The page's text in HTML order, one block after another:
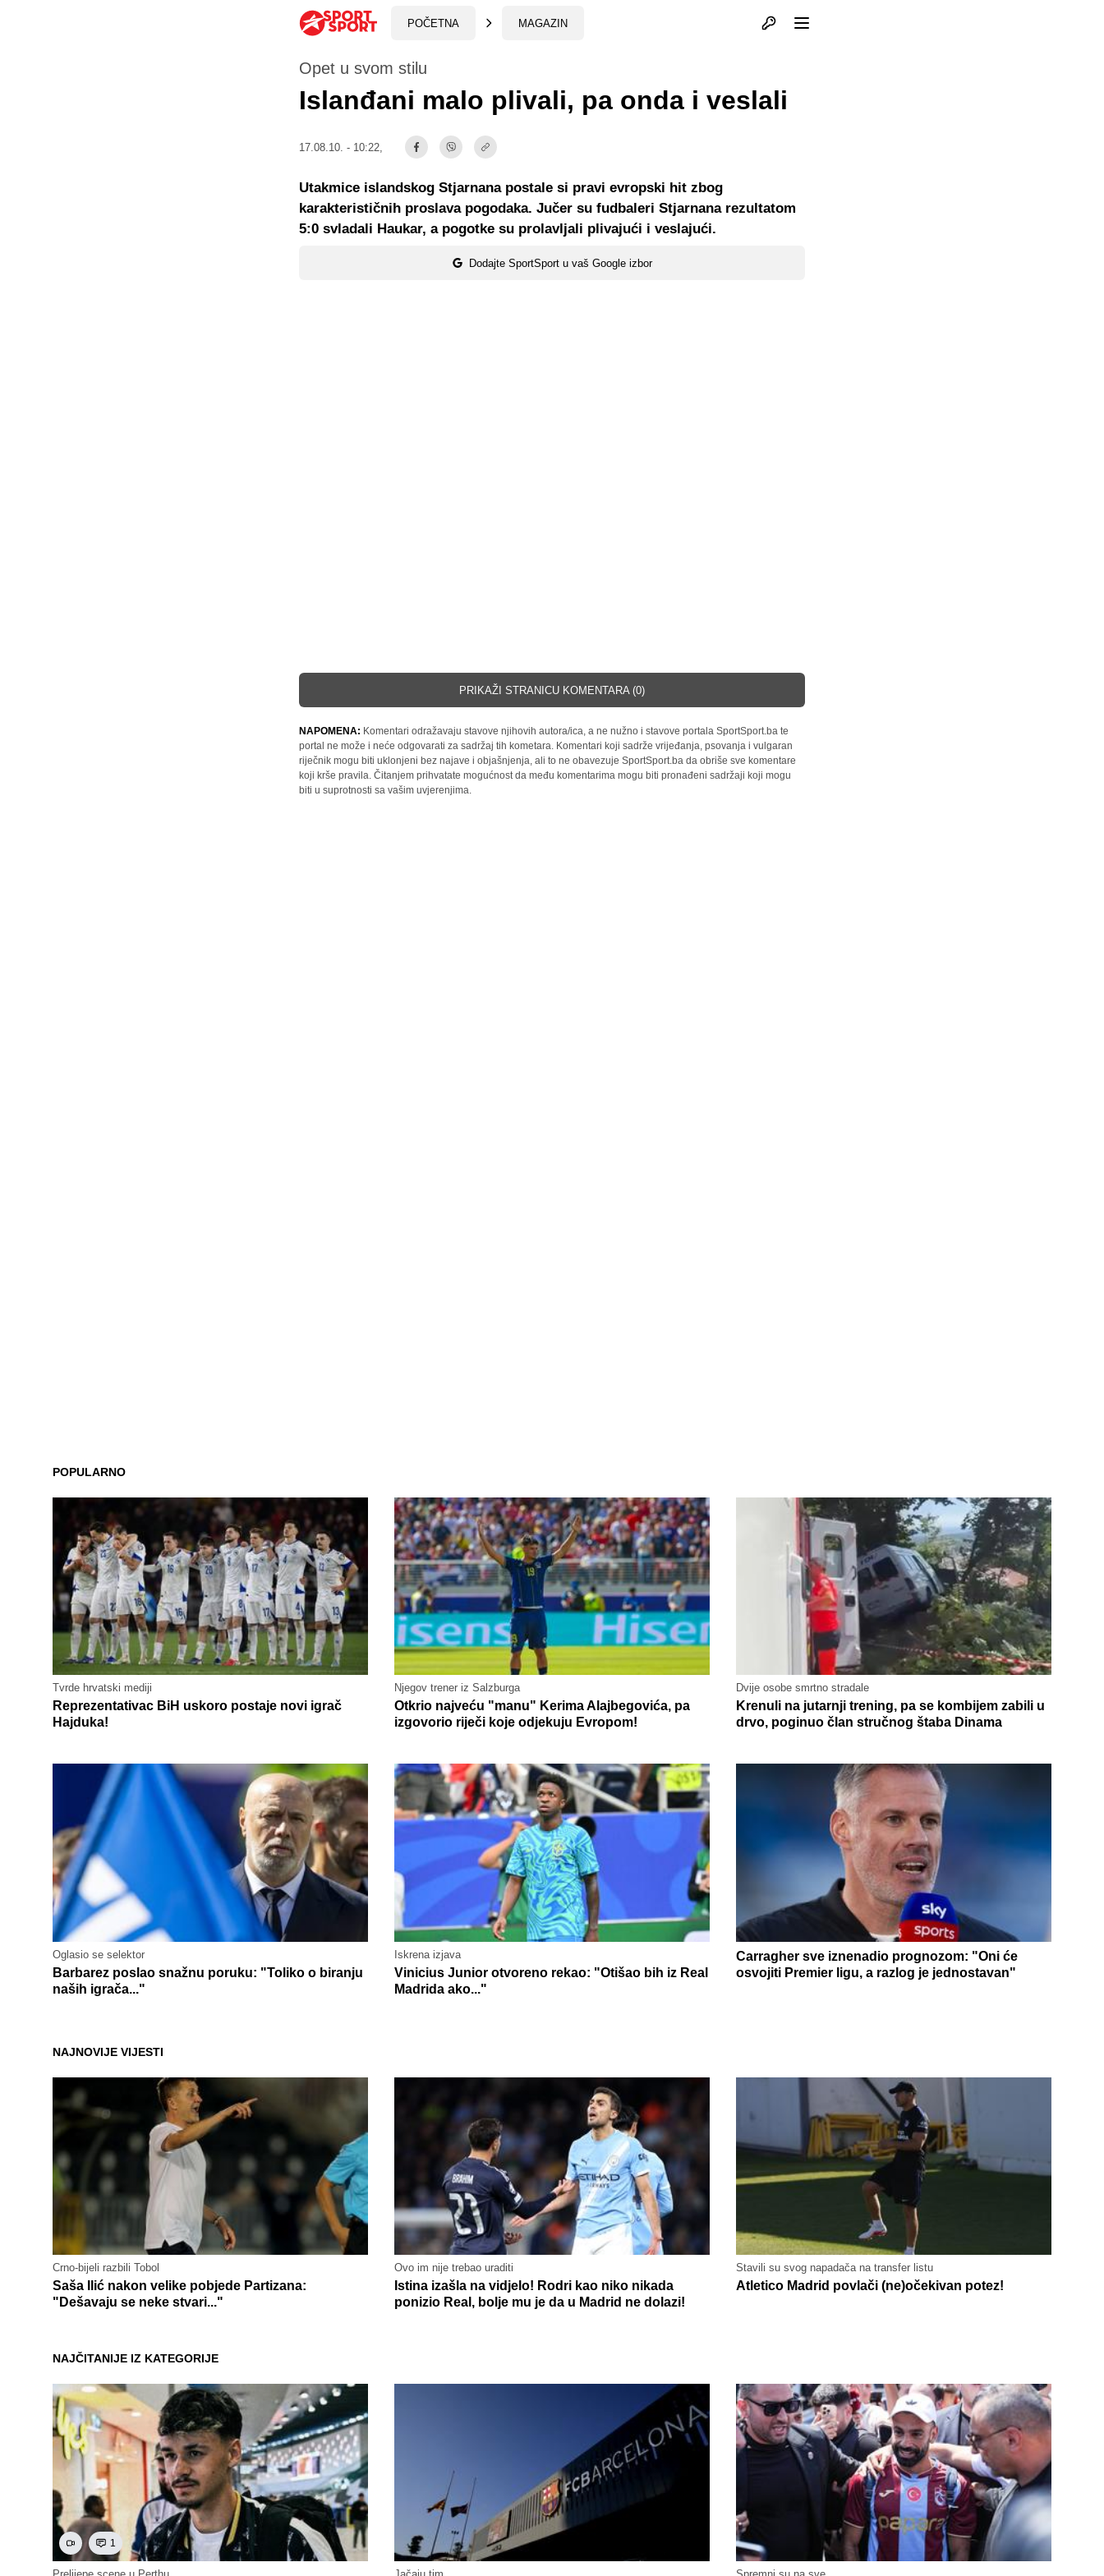
POČETNA MAGAZIN Otvori profil
Opet u svom stilu
Islanđani malo plivali, pa onda i veslali
17.08.10. - 10:22,
Dodajte SportSport u vaš Google izbor
Utakmice islandskog Stjarnana postale si pravi evropski hit zbog
karakterističnih proslava pogodaka. Jučer su fudbaleri Stjarnana rezultatom
5:0 svladali Haukar, a pogotke su prolavljali plivajući i veslajući.
PRIKAŽI STRANICU KOMENTARA (0)
NAPOMENA: Komentari odražavaju stavove njihovih autora/ica, a ne nužno i stavove portala SportSport.ba te
portal ne može i neće odgovarati za sadržaj tih kometara. Komentari koji sadrže vrijeđanja, psovanja i vulgaran
riječnik mogu biti uklonjeni bez najave i objašnjenja, ali to ne obavezuje SportSport.ba da obriše sve komentare
koji krše pravila. Čitanjem prihvatate mogućnost da među komentarima mogu biti pronađeni sadržaji koji mogu
biti u suprotnosti sa vašim uvjerenjima.
POPULARNO
Tvrde hrvatski mediji
Reprezentativac BiH uskoro postaje novi igrač
Hajduka!
Njegov trener iz Salzburga
Otkrio najveću "manu" Kerima Alajbegovića, pa
izgovorio riječi koje odjekuju Evropom!
Dvije osobe smrtno stradale
Krenuli na jutarnji trening, pa se kombijem zabili u
drvo, poginuo član stručnog štaba Dinama
Oglasio se selektor
Barbarez poslao snažnu poruku: "Toliko o biranju
naših igrača..."
Iskrena izjava
Vinicius Junior otvoreno rekao: "Otišao bih iz Real
Madrida ako..."
Carragher sve iznenadio prognozom: "Oni će
osvojiti Premier ligu, a razlog je jednostavan"
NAJNOVIJE VIJESTI
Crno-bijeli razbili Tobol
Saša Ilić nakon velike pobjede Partizana:
"Dešavaju se neke stvari..."
Ovo im nije trebao uraditi
Istina izašla na vidjelo! Rodri kao niko nikada
ponizio Real, bolje mu je da u Madrid ne dolazi!
Stavili su svog napadača na transfer listu
Atletico Madrid povlači (ne)očekivan potez!
NAJČITANIJE IZ KATEGORIJE
1